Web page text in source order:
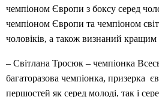
чемпіоном Європи з боксу серед
чемпіоном Європи та чемпіоном
чоловіків, а також визнаний кращим
– Світлана Тросюк – чемпіонка
багаторазова чемпіонка, призерка
першостей як серед молоді, так і